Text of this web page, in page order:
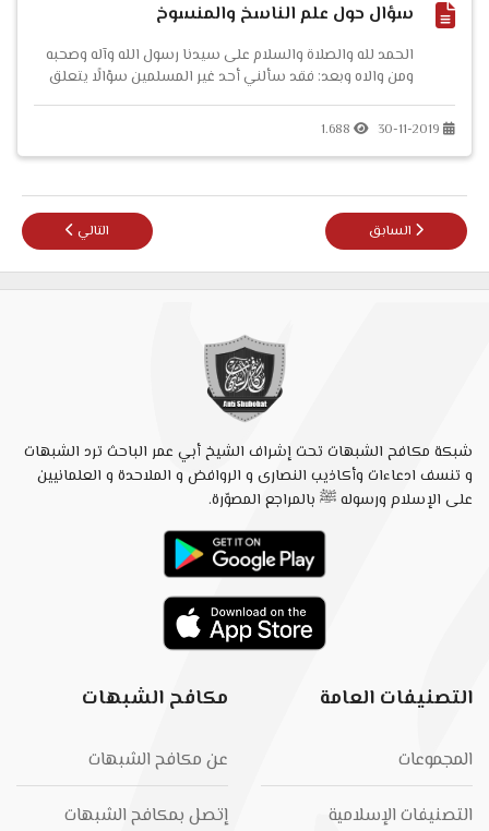
سؤال حول علم الناسخ والمنسوخ
الحمد لله والصلاة والسلام على سيدنا رسول الله وآله وصحبه
ومن والاه وبعد: فقد سألني أحد غير المسلمين سؤالًا يتعلق
30-11-2019
1.688
المقال السابق: حكاية الإباضي والصوفي القبوري !
السابق المقال التالي:
التالي
شبكة مكافح الشبهات تحت إشراف الشيخ أبي عمر الباحث ترد الشبهات
و تنسف ادعاءات وأكاذيب النصارى و الروافض و الملاحدة و العلمانيين
على الإسلام ورسوله ﷺ بالمراجع المصوّرة.
التصنيفات العامة
المجموعات
التصنيفات الإسلامية
مكافح الشبهات
عن مكافح الشبهات
إتصل بمكافح الشبهات